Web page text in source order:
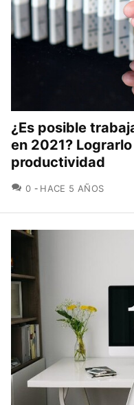
¿Es posible
en 2021?
productividad
0 COMENTARIOS
HACE 5 AÑOS